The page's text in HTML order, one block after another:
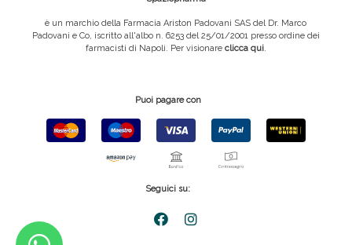
è un marchio della Farmacia Ariston Padovani SAS del Dr. Marco
Padovani e Co, iscritto all'albo n. 6253 del 25/01/2001 presso ordine dei
farmacisti di Napoli. Per visionare clicca qui.
Puoi pagare con
Seguici su: